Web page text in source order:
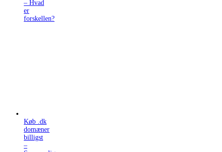
– Hvad
er
forskellen?
Køb .dk
domæner
billigst
–